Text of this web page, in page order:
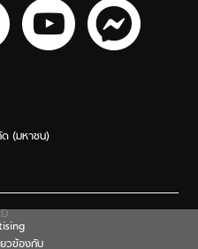
(มหาชน)
วข้องกับ